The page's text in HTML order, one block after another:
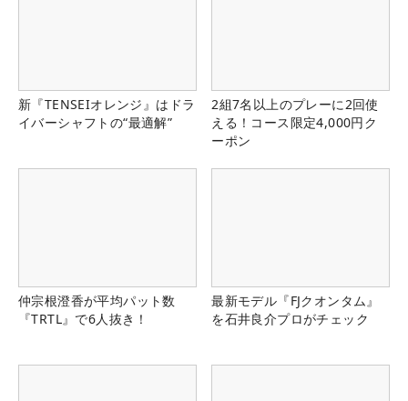
新『TENSEIオレンジ』はドラ
イバーシャフトの“最適解”
2組7名以上のプレーに2回使
える！コース限定4,000円ク
ーポン
仲宗根澄香が平均パット数
『TRTL』で6人抜き！
最新モデル『FJクオンタム』
を石井良介プロがチェック